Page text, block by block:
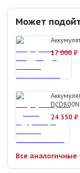
Может
17 000 ₽
24 350 ₽
Все аналогичные